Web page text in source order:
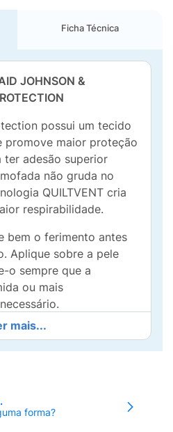
Ficha Técnica
JOHNSON &
possui um tecido
promove maior proteção
ter adesão superior
não gruda no
QUILTVENT cria
respirabilidade.
bem o ferimento antes
Aplique sobre a pele
o sempre que a
ou mais
de pequenas feridas ou
Não deve ser
mais...
forma?